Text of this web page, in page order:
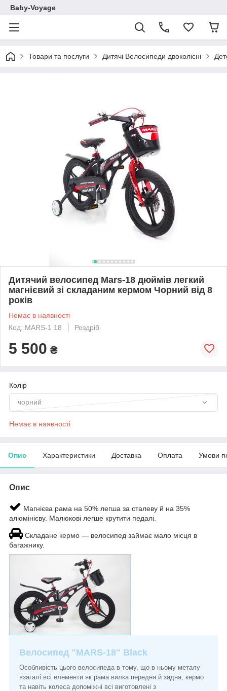
Baby-Voyage
Товари та послуги Дитячі Велосипеди двоколісні
Дитячий велосипед Mars-18 дюймів легкий
магнієвий зі складаним кермом Чорний від 8
років
Немає в наявності
Код: MARS-1 18
Роздріб
5 500 ₴
Колір
чорний
Немає в наявності
Опис Характеристики Доставка Оплата Умови
Опис
Магнієва рама на 50% легша за сталеву й на 35%
алюмінієву. Малюкові легше крутити педалі.
Складане кермо — велосипед займає мало місця в
багажнику.
Велосипед "MARS-18" Black
Особливість цього велосипеда в тому, що в ньому металу
взагалі всі елементи як рама вилка передня й задня, кермо
та навіть колеса допоміжні всі виготовлені з